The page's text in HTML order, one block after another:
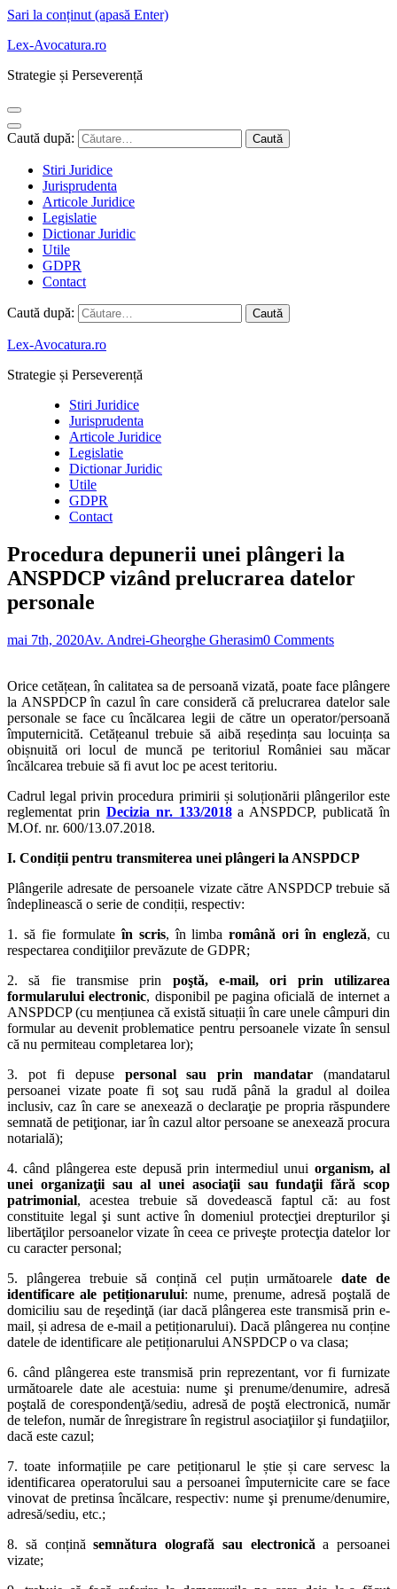
Sari la conținut (apasă Enter)
Lex-Avocatura.ro
Strategie și Perseverență
Caută după:
Stiri Juridice
Jurisprudenta
Articole Juridice
Legislatie
Dictionar Juridic
Utile
GDPR
Contact
Caută după:
Lex-Avocatura.ro
Strategie și Perseverență
Stiri Juridice
Jurisprudenta
Articole Juridice
Legislatie
Dictionar Juridic
Utile
GDPR
Contact
Procedura depunerii unei plângeri la
ANSPDCP vizând prelucrarea datelor
personale
mai 7th, 2020Av. Andrei-Gheorghe Gherasim0 Comments
Orice cetățean, în calitatea sa de persoană vizată, poate face plângere
la ANSPDCP în cazul în care consideră că prelucrarea datelor sale
personale se face cu încălcarea legii de către un operator/persoană
împuternicită. Cetățeanul trebuie să aibă reședința sau locuința sa
obișnuită ori locul de muncă pe teritoriul României sau măcar
încălcarea trebuie să fi avut loc pe acest teritoriu.
Cadrul legal privin procedura primirii și soluționării plângerilor este
reglementat prin Decizia nr. 133/2018a ANSPDCP, publicată în
M.Of. nr. 600/13.07.2018.
I. Condiții pentru transmiterea unei plângeri la ANSPDCP
Plângerile adresate de persoanele vizate către ANSPDCP trebuie să
îndeplinească o serie de condiții, respectiv:
1. să fie formulateîn scris, în limbaromână ori în engleză, cu
respectarea condiţiilor prevăzute de GDPR;
2. să fie transmise prin poştă, e-mail, ori prin utilizarea
formularului electronic, disponibil pe pagina oficială de internet a
ANSPDCP (cu mențiunea că există situații în care unele câmpuri din
formular au devenit problematice pentru persoanele vizate în sensul
că nu permiteau completarea lor);
3. pot fi depuse personal sau prin mandatar (mandatarul
persoanei vizate poate fi soţ sau rudă până la gradul al doilea
inclusiv, caz în care se anexează o declaraţie pe propria răspundere
semnată de petiţionar, iar în cazul altor persoane se anexează procura
notarială);
4. când plângerea este depusă prin intermediul unui organism, al
unei organizaţii sau al unei asociaţii sau fundaţii fără scop
patrimonial, acestea trebuie să dovedească faptul că: au fost
constituite legal şi sunt active în domeniul protecţiei drepturilor şi
libertăţilor persoanelor vizate în ceea ce priveşte protecţia datelor lor
cu caracter personal;
5. plângerea trebuie să conțină cel puțin următoareledate de
identificare ale petiționarului: nume, prenume, adresă poştală de
domiciliu sau de reşedinţă (iar dacă plângerea este transmisă prin e-
mail, și adresa de e-mail a petiționarului). Dacă plângerea nu conține
datele de identificare ale petiționarului ANSPDCP o va clasa;
6. când plângerea este transmisă prin reprezentant, vor fi furnizate
următoarele date ale acestuia: nume şi prenume/denumire, adresă
poştală de corespondenţă/sediu, adresă de poştă electronică, număr
de telefon, număr de înregistrare în registrul asociaţiilor şi fundaţiilor,
dacă este cazul;
7. toate informațiile pe care petiționarul le știe și care servesc la
identificarea operatorului sau a persoanei împuternicite care se face
vinovat de pretinsa încălcare, respectiv: nume şi prenume/denumire,
adresă/sediu, etc.;
8. să conținăsemnătura olografă sau electronică a persoanei
vizate;